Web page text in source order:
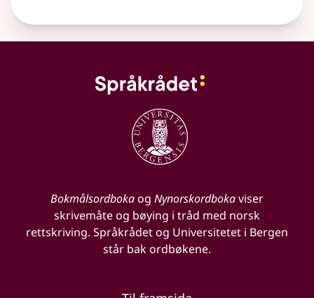
Bokmålsordbokaog Nynorskordbokaviser
skrivemåte og bøying i tråd med norsk
rettskriving. Språkrådet og Universitetet i Bergen
står bak ordbøkene.